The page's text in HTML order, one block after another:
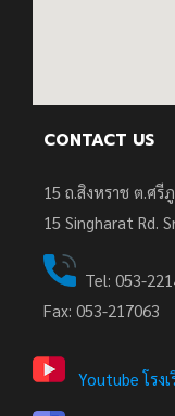
CONTACT US
15 ถ.สิงหราช ต.ศรี
15 Singharat Rd.
Tel: 053-
Fax: 053-217063
Youtube โรง